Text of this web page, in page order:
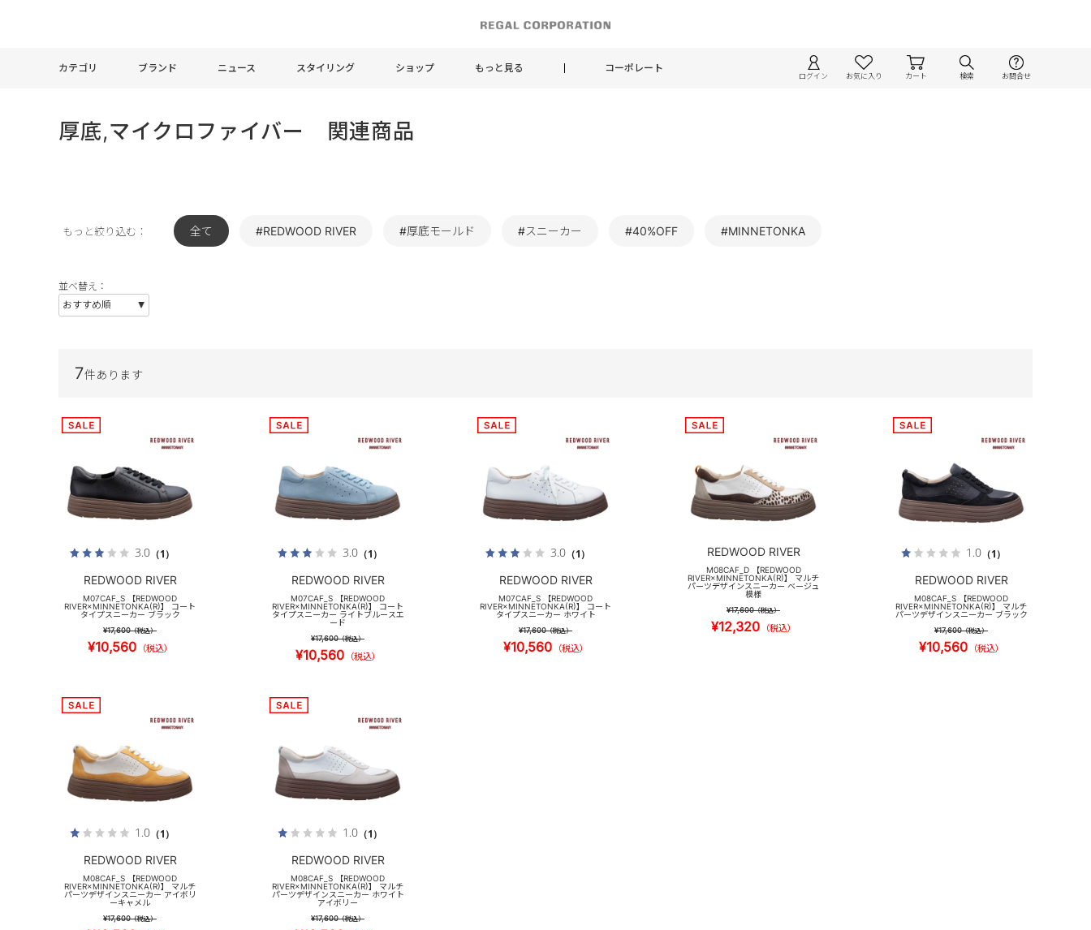
カテゴリ ブランド ニュース スタイリング ショップ もっと見る コーポレート
ログイン お気に入り カート 検索 お問合せ
厚底,マイクロファイバー 関連商品
もっと絞り込む： 全て #REDWOOD RIVER #厚底モールド #スニーカー #40%OFF #MINNETONKA
並べ替え：
7件あります
3.0（1）
REDWOOD RIVER
M07CAF_S 【REDWOOD
RIVER×MINNETONKA(R)】 コート
タイプスニーカー ブラック
¥17,600（税込）
¥10,560 （税込）
3.0（1）
REDWOOD RIVER
M07CAF_S 【REDWOOD
RIVER×MINNETONKA(R)】 コート
タイプスニーカー ライトブルースエ
ード
¥17,600（税込）
¥10,560 （税込）
3.0（1）
REDWOOD RIVER
M07CAF_S 【REDWOOD
RIVER×MINNETONKA(R)】 コート
タイプスニーカー ホワイト
¥17,600（税込）
¥10,560 （税込）
REDWOOD RIVER
M08CAF_D 【REDWOOD
RIVER×MINNETONKA(R)】 マルチ
パーツデザインスニーカー ベージュ
模様
¥17,600（税込）
¥12,320 （税込）
1.0（1）
REDWOOD RIVER
M08CAF_S 【REDWOOD
RIVER×MINNETONKA(R)】 マルチ
パーツデザインスニーカー ブラック
¥17,600（税込）
¥10,560 （税込）
1.0（1）
REDWOOD RIVER
M08CAF_S 【REDWOOD
RIVER×MINNETONKA(R)】 マルチ
パーツデザインスニーカー アイボリ
ーキャメル
¥17,600（税込）
1.0（1）
REDWOOD RIVER
M08CAF_S 【REDWOOD
RIVER×MINNETONKA(R)】 マルチ
パーツデザインスニーカー ホワイト
アイボリー
¥17,600（税込）